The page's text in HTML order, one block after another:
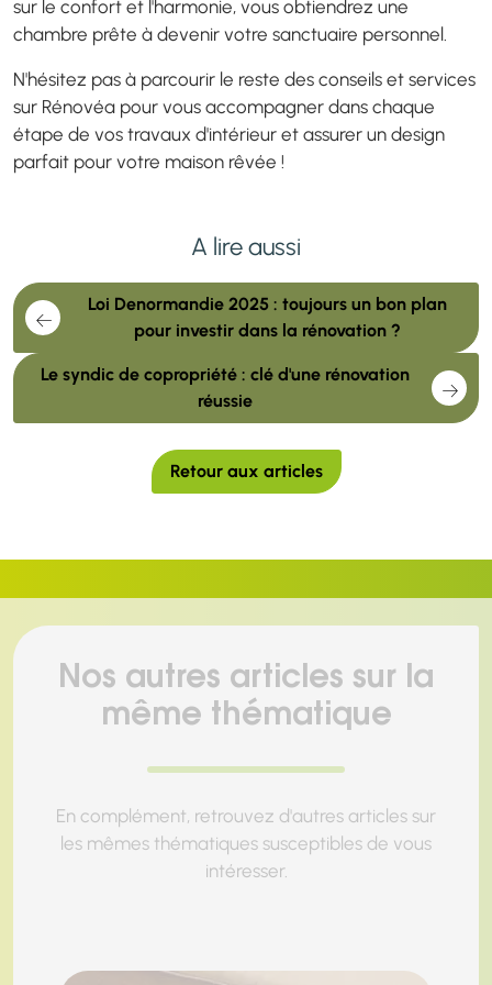
sur le confort et l'harmonie, vous obtiendrez une
chambre prête à devenir votre sanctuaire personnel.
N'hésitez pas à parcourir le reste des conseils et services
sur Rénovéa pour vous accompagner dans chaque
étape de vos travaux d'intérieur et assurer un design
parfait pour votre maison rêvée !
A lire aussi
Loi Denormandie 2025 : toujours un bon plan
pour investir dans la rénovation ?
Le syndic de copropriété : clé d'une rénovation
réussie
Retour aux articles
Nos autres articles sur la
même thématique
En complément, retrouvez d'autres articles sur
les mêmes thématiques susceptibles de vous
intéresser.